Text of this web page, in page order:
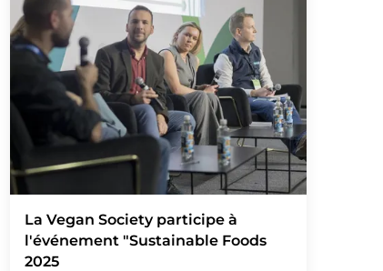
La Vegan Society participe à
l'événement "Sustainable Foods
2025